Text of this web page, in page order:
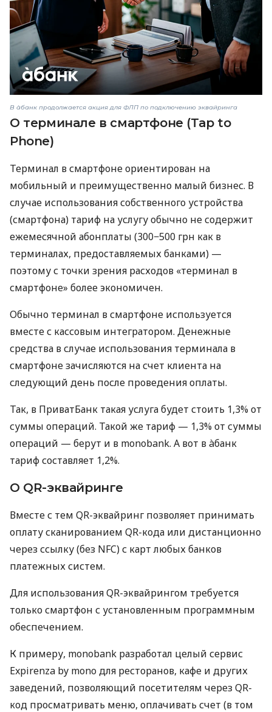
В àбанк продолжается акция для ФЛП по подключению эквайринга
О терминале в смартфоне (Tap to
Phone)
Терминал в смартфоне ориентирован на
мобильный и преимущественно малый бизнес. В
случае использования собственного устройства
(смартфона) тариф на услугу обычно не содержит
ежемесячной абонплаты (300−500 грн как в
терминалах, предоставляемых банками) —
поэтому с точки зрения расходов «терминал в
смартфоне» более экономичен.
Обычно терминал в смартфоне используется
вместе с кассовым интегратором. Денежные
средства в случае использования терминала в
смартфоне зачисляются на счет клиента на
следующий день после проведения оплаты.
Так, в ПриватБанк такая услуга будет стоить 1,3% от
суммы операций. Такой же тариф — 1,3% от суммы
операций — берут и в monobank. А вот в àбанк
тариф составляет 1,2%.
О QR-эквайринге
Вместе с тем QR-эквайринг позволяет принимать
оплату сканированием QR-кода или дистанционно
через ссылку (без NFC) с карт любых банков
платежных систем.
Для использования QR-эквайрингом требуется
только смартфон с установленным программным
обеспечением.
К примеру, monobank разработал целый сервис
Expirenza by mono для ресторанов, кафе и других
заведений, позволяющий посетителям через QR-
код просматривать меню, оплачивать счет (в том